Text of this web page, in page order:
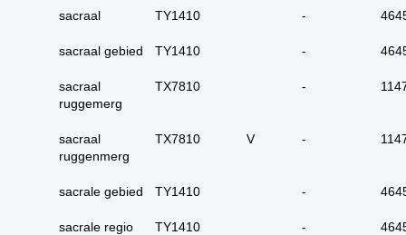
sacraal TY1410 -
sacraal gebied TY1410 -
sacraal
ruggemerg
TX7810 -
sacraal
ruggenmerg
TX7810 V -
sacrale gebied TY1410 -
sacrale regio TY1410 -